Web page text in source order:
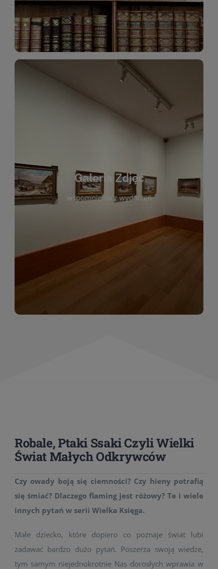
Katalog Zbiorów
Galeria Zdjęć
wspomnienia z wydarzeń
Galeria Zdjęć
wspomnienia z wydarzeń, spotkań i projektów
którym można zobaczyć, jak żyje nasza biblioteka
i jej społeczność. Zdjęcia dokumentują zarówno
uroczyste chwile, jak i codzienne aktywności
czytelników. Regularnie dodajemy nowe galerie,
by każdy mógł powrócić do wyjątkowych
momentów. Zapraszamy do obejrzenia,
wspominania i inspirowania się!
Robale, Ptaki Ssaki Czyli Wielki
Świat Małych Odkrywców
Czy owady boją się ciemności? Czy hieny potrafią
się śmiać? Dlaczego flaming jest różowy? Te i wiele
innych pytań w serii Wielka Księga.
Małe dziecko, które dopiero co poznaje świat lubi
zadawać bardzo dużo pytań. Poszerza swoją wiedze,
tym samym niejednokrotnie Nas dorosłych wprawia w